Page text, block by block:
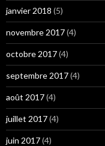
janvier 2018 (5)
novembre 2017(4)
octobre 2017(4)
septembre 2017(4)
août 2017(4)
juillet 2017(4)
juin 2017(4)